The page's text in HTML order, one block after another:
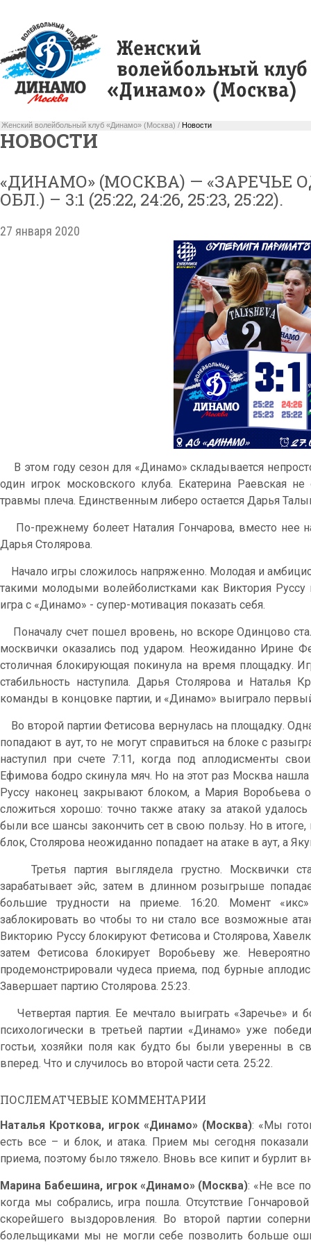
Женский волейбольный клуб «Динамо» (Москва) / Новости
НОВОСТИ
«ДИНАМО» (МОСКВА) — «ЗАРЕЧЬЕ
ОБЛ.) – 3:1 (25:22, 24:26, 25:23, 25:22).
27 января 2020
В этом году сезон для «Динамо» складывается
один игрок московского клуба. Екатерина Раевская
травмы плеча. Единственным либеро остается Дарья
По-прежнему болеет Наталия Гончарова, вместо нее
Дарья Столярова.
Начало игры сложилось напряженно. Молодая и
такими молодыми волейболистками как Виктория
игра с «Динамо» - супер-мотивация показать себя.
Поначалу счет пошел вровень, но вскоре Одинцово
москвички оказались под ударом. Неожиданно Ирине
столичная блокирующая покинула на время площадку.
стабильность наступила. Дарья Столярова и Наталья
команды в концовке партии, и «Динамо» выиграло
Во второй партии Фетисова вернулась на площадку.
попадают в аут, то не могут справиться на блоке с
наступил при счете 7:11, когда под аплодисменты
Ефимова бодро скинула мяч. Но на этот раз Москва
Руссу наконец закрывают блоком, а Мария Воробьева
сложиться хорошо: точно также атаку за атакой
были все шансы закончить сет в свою пользу. Но в итоге,
блок, Столярова неожиданно попадает на атаке в аут, а
Третья партия выглядела грустно. Москвички
зарабатывает эйс, затем в длинном розыгрыше
большие трудности на приеме. 16:20. Момент
заблокировать во чтобы то ни стало все возможные
Викторию Руссу блокируют Фетисова и Столярова,
затем Фетисова блокирует Воробьеву же.
продемонстрировали чудеса приема, под бурные
Завершает партию Столярова. 25:23.
Четвертая партия. Ее мечтало выиграть «Заречье» и
психологически в третьей партии «Динамо» уже
гостьи, хозяйки поля как будто бы были уверенны в
вперед. Что и случилось во второй части сета. 25:22.
ПОСЛЕМАТЧЕВЫЕ КОММЕНТАРИИ
Наталья Кроткова, игрок «Динамо» (Москва): «Мы
есть все – и блок, и атака. Прием мы сегодня
приема, поэтому было тяжело. Вновь все кипит и бурлит
Марина Бабешина, игрок «Динамо» (Москва): «Не все
когда мы собрались, игра пошла. Отсутствие
скорейшего выздоровления. Во второй партии
болельщиками мы не могли себе позволить больше